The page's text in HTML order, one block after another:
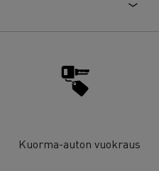
Kuorma-auton vuokraus